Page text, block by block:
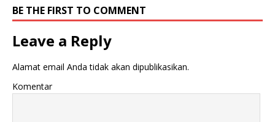
BE THE FIRST TO COMMENT
Leave a Reply
Alamat email Anda tidak akan dipublikasikan.
Komentar